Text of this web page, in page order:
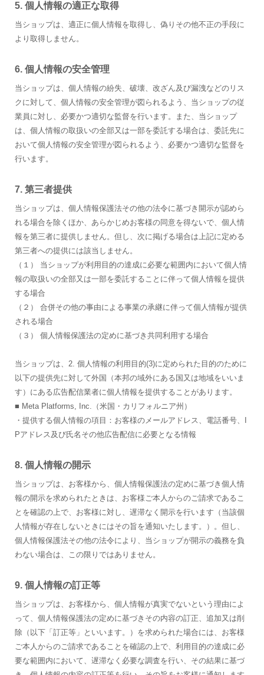
5. 個人情報の適正な取得
当ショップは、適正に個人情報を取得し、偽りその他不正の手段に
より取得しません。
6. 個人情報の安全管理
当ショップは、個人情報の紛失、破壊、改ざん及び漏洩などのリス
クに対して、個人情報の安全管理が図られるよう、当ショップの従
業員に対し、必要かつ適切な監督を行います。また、当ショップ
は、個人情報の取扱いの全部又は一部を委託する場合は、委託先に
おいて個人情報の安全管理が図られるよう、必要かつ適切な監督を
行います。
7. 第三者提供
当ショップは、個人情報保護法その他の法令に基づき開示が認めら
れる場合を除くほか、あらかじめお客様の同意を得ないで、個人情
報を第三者に提供しません。但し、次に掲げる場合は上記に定める
第三者への提供には該当しません。
（１） 当ショップが利用目的の達成に必要な範囲内において個人情
報の取扱いの全部又は一部を委託することに伴って個人情報を提供
する場合
（２） 合併その他の事由による事業の承継に伴って個人情報が提供
される場合
（３） 個人情報保護法の定めに基づき共同利用する場合
当ショップは、2. 個人情報の利用目的(3)に定められた目的のために
以下の提供先に対して外国（本邦の域外にある国又は地域をいいま
す）にある広告配信業者に個人情報を提供することがあります。
■ Meta Platforms, Inc.（米国・カリフォルニア州）
・提供する個人情報の項目：お客様のメールアドレス、電話番号、I
Pアドレス及び氏名その他広告配信に必要となる情報
8. 個人情報の開示
当ショップは、お客様から、個人情報保護法の定めに基づき個人情
報の開示を求められたときは、お客様ご本人からのご請求であるこ
とを確認の上で、お客様に対し、遅滞なく開示を行います（当該個
人情報が存在しないときにはその旨を通知いたします。）。但し、
個人情報保護法その他の法令により、当ショップが開示の義務を負
わない場合は、この限りではありません。
9. 個人情報の訂正等
当ショップは、お客様から、個人情報が真実でないという理由によ
って、個人情報保護法の定めに基づきその内容の訂正、追加又は削
除（以下「訂正等」といいます。）を求められた場合には、お客様
ご本人からのご請求であることを確認の上で、利用目的の達成に必
要な範囲内において、遅滞なく必要な調査を行い、その結果に基づ